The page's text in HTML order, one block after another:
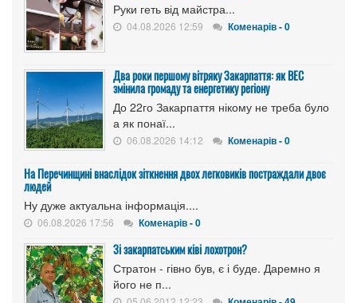
Руки геть від майстра...
04.08.2026 12:59 Коменарів - 0
Два роки першому вітряку Закарпаття: як ВЕС
змінила громаду та енергетику регіону
До 22го Закарпаття нікому не треба було
а як понаї...
06.08.2026 14:12 Коменарів - 0
На Перечинщині внаслідок зіткнення двох легковиків постраждали двоє
людей
Ну дуже актуальна інформація....
06.08.2026 17:56 Коменарів - 0
Зі закарпатським ківі лохотрон?
Стратон - гівно був, є і буде. Даремно я
його не п...